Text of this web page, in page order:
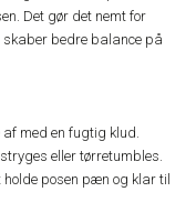
Det gør det nemt for
bedre balance på
med en fugtig klud.
eller tørretumbles.
posen pæn og klar til